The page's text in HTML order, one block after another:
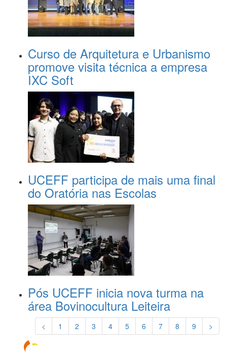
Curso de Arquitetura e Urbanismo
promove visita técnica a empresa
IXC Soft
UCEFF participa de mais uma final
do Oratória nas Escolas
Pós UCEFF inicia nova turma na
área Bovinocultura Leiteira
< 1 2 3 4 5 6 7 8 9 >